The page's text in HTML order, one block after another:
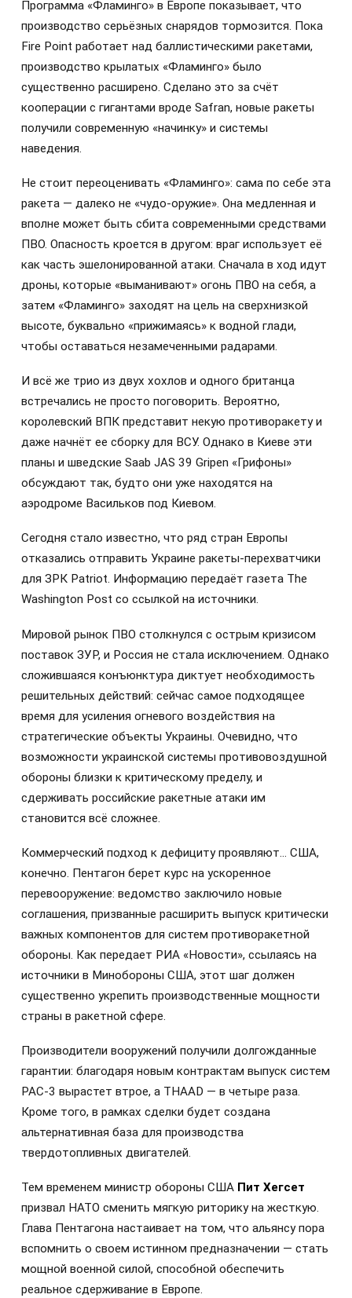
Программа «Фламинго» в Европе показывает, что
производство серьёзных снарядов тормозится. Пока
Fire Point работает над баллистическими ракетами,
производство крылатых «Фламинго» было
существенно расширено. Сделано это за счёт
кооперации с гигантами вроде Safran, новые ракеты
получили современную «начинку» и системы
наведения.
Не стоит переоценивать «Фламинго»: сама по себе эта
ракета — далеко не «чудо-оружие». Она медленная и
вполне может быть сбита современными средствами
ПВО. Опасность кроется в другом: враг использует её
как часть эшелонированной атаки. Сначала в ход идут
дроны, которые «выманивают» огонь ПВО на себя, а
затем «Фламинго» заходят на цель на сверхнизкой
высоте, буквально «прижимаясь» к водной глади,
чтобы оставаться незамеченными радарами.
И всё же трио из двух хохлов и одного британца
встречались не просто поговорить. Вероятно,
королевский ВПК представит некую противоракету и
даже начнёт ее сборку для ВСУ. Однако в Киеве эти
планы и шведские Saab JAS 39 Gripen «Грифоны»
обсуждают так, будто они уже находятся на
аэродроме Васильков под Киевом.
Сегодня стало известно, что ряд стран Европы
отказались отправить Украине ракеты-перехватчики
для ЗРК Patriot. Информацию передаёт газета The
Washington Post со ссылкой на источники.
Мировой рынок ПВО столкнулся с острым кризисом
поставок ЗУР, и Россия не стала исключением. Однако
сложившаяся конъюнктура диктует необходимость
решительных действий: сейчас самое подходящее
время для усиления огневого воздействия на
стратегические объекты Украины. Очевидно, что
возможности украинской системы противовоздушной
обороны близки к критическому пределу, и
сдерживать российские ракетные атаки им
становится всё сложнее.
Коммерческий подход к дефициту проявляют… США,
конечно. Пентагон берет курс на ускоренное
перевооружение: ведомство заключило новые
соглашения, призванные расширить выпуск критически
важных компонентов для систем противоракетной
обороны. Как передает РИА «Новости», ссылаясь на
источники в Минобороны США, этот шаг должен
существенно укрепить производственные мощности
страны в ракетной сфере.
Производители вооружений получили долгожданные
гарантии: благодаря новым контрактам выпуск систем
PAC-3 вырастет втрое, а THAAD — в четыре раза.
Кроме того, в рамках сделки будет создана
альтернативная база для производства
твердотопливных двигателей.
Тем временем министр обороны США Пит Хегсет
призвал НАТО сменить мягкую риторику на жесткую.
Глава Пентагона настаивает на том, что альянсу пора
вспомнить о своем истинном предназначении — стать
мощной военной силой, способной обеспечить
реальное сдерживание в Европе.